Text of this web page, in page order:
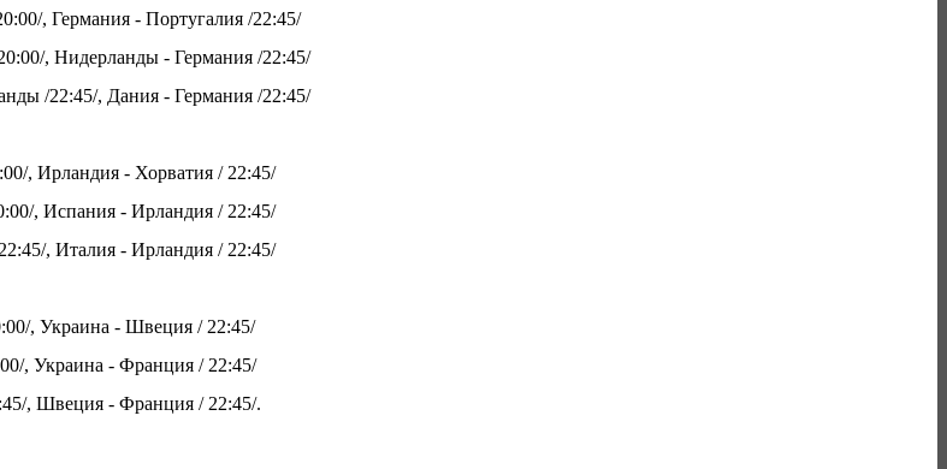
, Германия - Португалия /22:45/
, Нидерланды - Германия /22:45/
/22:45/, Дания - Германия /22:45/
, Ирландия - Хорватия / 22:45/
, Испания - Ирландия / 22:45/
, Италия - Ирландия / 22:45/
, Украина - Швеция / 22:45/
, Украина - Франция / 22:45/
, Швеция - Франция / 22:45/.